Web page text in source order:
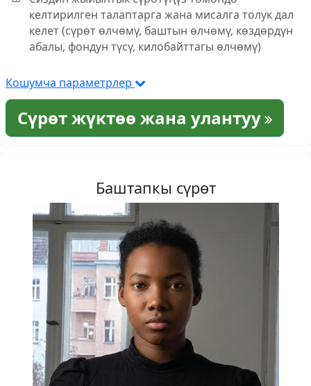
келтирилген талаптарга жана мисалга толук дал
келет (сүрөт өлчөмү, баштын өлчөмү, көздөрдүн
абалы, фондун түсү, килобайттагы өлчөмү)
Кошумча параметрлер
Сүрөт жүктөө жана улантуу
Баштапкы сүрөт